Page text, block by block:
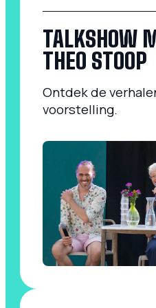
TALKSHOW
THEO STOOP
Ontdek de
voorstelling.